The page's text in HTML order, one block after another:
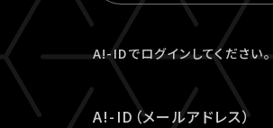
A!-IDでログインしてください。
A!-ID（メールアドレス）